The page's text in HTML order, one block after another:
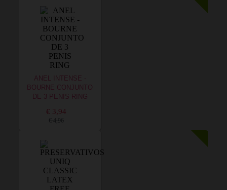
ANEL INTENSE -
BOURNE CONJUNTO
DE 3 PENIS RING
€ 3,94
€ 4,96